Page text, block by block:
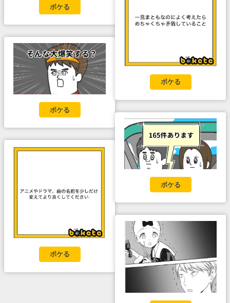
ボケる
ボケる
ボケる
ボケる
ボケる